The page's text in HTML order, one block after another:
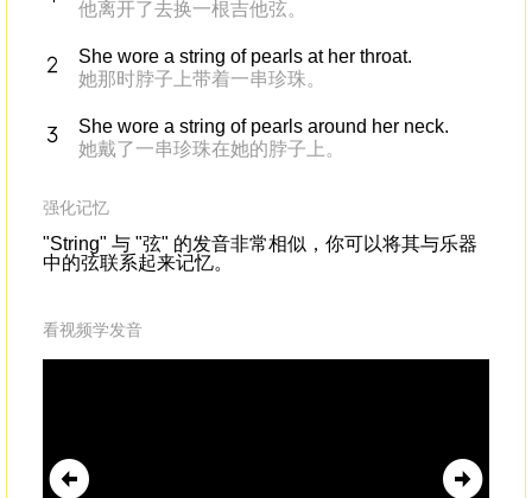
他离开了去换一根吉他弦。
She wore a string of pearls at her throat.
她那时脖子上带着一串珍珠。
She wore a string of pearls around her neck.
她戴了一串珍珠在她的脖子上。
强化记忆
"String" 与 "弦" 的发音非常相似，你可以将其与乐器
中的弦联系起来记忆。
看视频学发音